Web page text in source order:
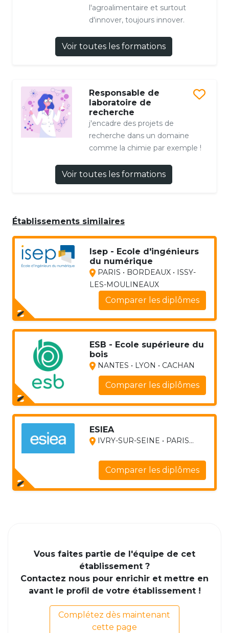
l'agroalimentaire et surtout
d'innover, toujours innover.
Voir toutes les formations
Responsable de
laboratoire de
recherche
j'encadre des projets de
recherche dans un domaine
comme la chimie par exemple !
Voir toutes les formations
Établissements similaires
Isep - Ecole d'ingénieurs
du numérique
PARIS • BORDEAUX • ISSY-
LES-MOULINEAUX
Comparer les diplômes
ESB - Ecole supérieure du
bois
NANTES • LYON • CACHAN
Comparer les diplômes
ESIEA
IVRY-SUR-SEINE • PARIS...
Comparer les diplômes
Vous faites partie de l'équipe de cet
établissement ?
Contactez nous pour enrichir et mettre en
avant le profil de votre établissement !
Complétez dès maintenant
cette page